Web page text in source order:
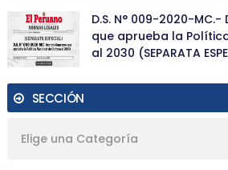
D.S. N° 009-2020-
que aprueba la
al 2030 (SEPARATA
SECCIÓN
Elige una Categoría